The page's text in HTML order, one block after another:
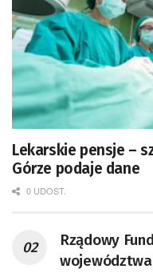
Lekarskie pensje –
Górze podaje dane
0 UDOST.
Rządowy